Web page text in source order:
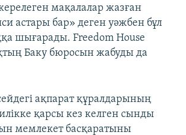
мақалалар жазған
астары бар» деген уәжбен бұл
шығарады. Freedom House
Баку бюросын жабуды да
ақпарат құралдарының
қарсы кез келген сынды
мемлекет басқаратыны